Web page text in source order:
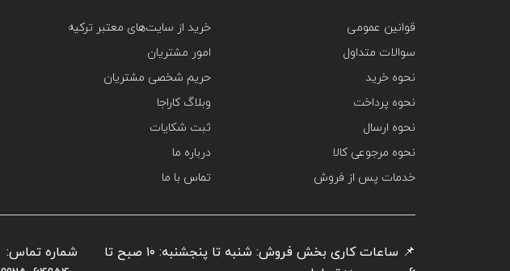
قوانین عمومی
سوالات متداول
نحوه خرید
نحوه پرداخت
نحوه ارسال
نحوه مرجوعی کالا
خدمات پس از فروش
خرید از سایت‌های معتبر ترکیه
امور مشتریان
حریم شخصی مشتریان
وبلاگ کاراجا
ثبت شکایات
درباره ما
تماس با ما
📌 ساعات کاری بخش فروش: شنبه تا پنجشنبه: ۱۰ صبح تا
شماره تماس: